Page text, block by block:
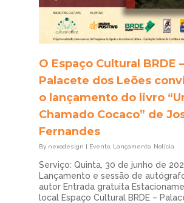
O Espaço Cultural BRDE –
Palacete dos Leões
o lançamento do livro
Chamado Cocaco” de
Fernandes
By nexodesign | Evento Lançamento Notícia
Serviço: Quinta, 30 de junho de
Lançamento e sessão de
autor Entrada gratuita
local Espaço Cultural BRDE –